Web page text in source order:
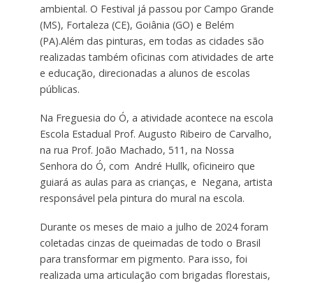
ambiental. O Festival já passou por Campo Grande
(MS), Fortaleza (CE), Goiânia (GO) e Belém
(PA).Além das pinturas, em todas as cidades são
realizadas também oficinas com atividades de arte
e educação, direcionadas a alunos de escolas
públicas.
Na Freguesia do Ó, a atividade acontece na escola
Escola Estadual Prof. Augusto Ribeiro de Carvalho,
na rua Prof. João Machado, 511, na Nossa
Senhora do Ó, com André Hullk, oficineiro que
guiará as aulas para as crianças, e Negana, artista
responsável pela pintura do mural na escola.
Durante os meses de maio a julho de 2024 foram
coletadas cinzas de queimadas de todo o Brasil
para transformar em pigmento. Para isso, foi
realizada uma articulação com brigadas florestais,